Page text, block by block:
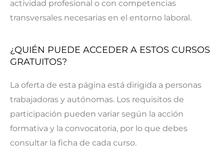
actividad profesional o con competencias
transversales necesarias en el entorno laboral.
¿QUIÉN PUEDE ACCEDER A ESTOS CURSOS
GRATUITOS?
La oferta de esta página está dirigida a personas
trabajadoras y autónomas. Los requisitos de
participación pueden variar según la acción
formativa y la convocatoria, por lo que debes
consultar la ficha de cada curso.